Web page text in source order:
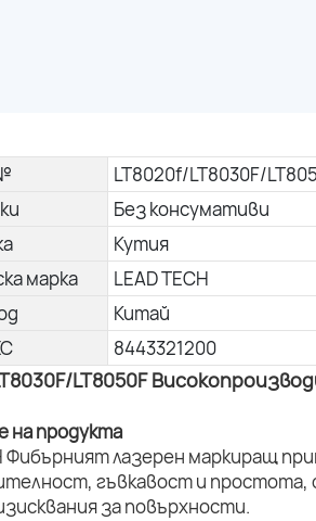
LT8020f/LT8030F/
Без консумативи
Кутия
марка
LEAD TECH
Китай
8443321200
LT8050F
на продукта
Фибърният лазерен маркиращ
гъвкавост и простота,
за повърхности.